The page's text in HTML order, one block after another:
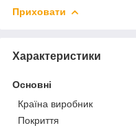
Приховати
Характеристики
Основні
Країна виробник
Покриття